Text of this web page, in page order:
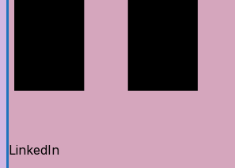
LinkedIn